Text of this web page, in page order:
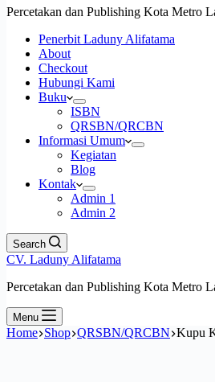
Percetakan dan Publishing Kota Metro
Penerbit Laduny Alifatama
About
Checkout
Hubungi Kami
Buku
ISBN
QRSBN/QRCBN
Informasi Umum
Kegiatan
Blog
Kontak
Admin 1
Admin 2
Search
CV. Laduny Alifatama
Percetakan dan Publishing Kota Metro
Menu
Home Shop QRSBN/QRCBN Kupu